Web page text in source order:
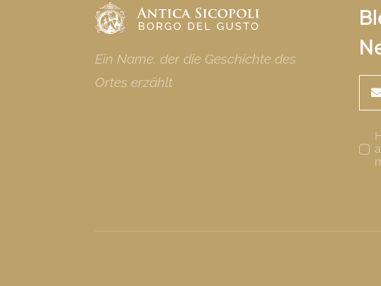
Ein Name, der die Geschichte des
Ortes erzählt